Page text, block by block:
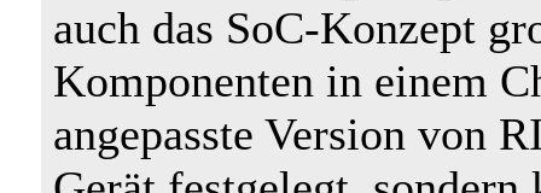
auch das SoC-Konzept
Komponenten in einem
angepasste Version von